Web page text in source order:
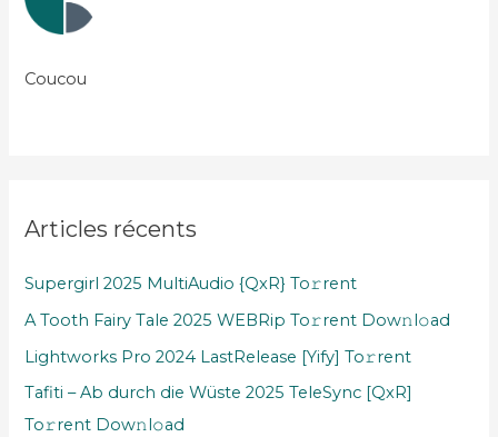
Coucou
Articles récents
Supergirl 2025 MultiAudio {QxR} To𝚛rent
A Tooth Fairy Tale 2025 WEBRip To𝚛rent Dow𝚗l𝚘ad
Lightworks Pro 2024 LastRelease [Yify] To𝚛rent
Tafiti – Ab durch die Wüste 2025 TeleSync [QxR]
To𝚛rent Dow𝚗l𝚘ad